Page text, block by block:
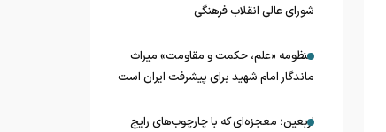
شورای عالی انقلاب فرهنگی
منظومه «علم، حکمت و مقاومت» میراث
ماندگار امام شهید برای پیشرفت ایران است
اربعین؛ معجزه‌ای که با چارچوب‌های رایج